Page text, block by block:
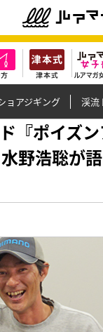
ョアジギング 渓流
『ポイズ
野浩聡が